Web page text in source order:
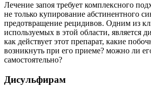
Лечение запоя требует комплексного
не только купирование абстинентного
предотвращение рецидивов. Одним из
используемых в этой области, является
как действует этот препарат, какие
возникнуть при его приеме? можно ли
самостоятельно?
Дисульфирам